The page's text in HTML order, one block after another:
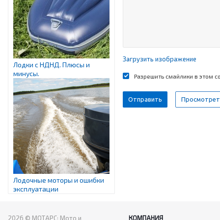
Лодки с НДНД. Плюсы и
минусы.
Лодочные моторы и ошибки
эксплуатации
Загрузить изображение
Разрешить смайлики в этом
2026 © МОТАРС: Мото и КОМПАНИЯ